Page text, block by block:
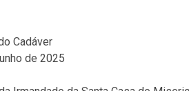
Cadáver
de 2025